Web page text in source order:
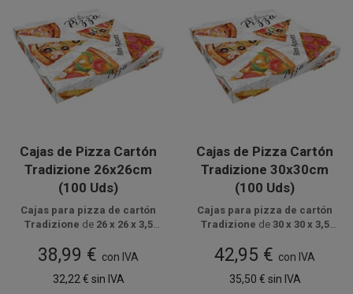
Cajas de Pizza Cartón
Tradizione 26x26cm
(100 Uds)
Cajas para pizza de cartón
Tradizione de 26 x 26 x 3,5
reciclables , ideales para
transportar pizzas con
seguridad y una presentación
paquetes de 100 unidades.
38,99 € con IVA
32,22 € sin IVA
Cajas de Pizza Cartón
Tradizione 30x30cm
(100 Uds)
Cajas para pizza de cartón
Tradizione de 30 x 30 x 3,5
reciclables , ideales para
transportar pizzas con
seguridad y una imagen
paquetes de 100 unidades.
42,95 € con IVA
35,50 € sin IVA